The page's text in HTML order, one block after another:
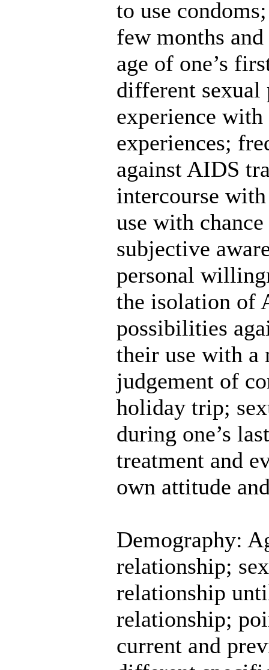
to use
few months
age of one’s
different sexual
experience with
experiences;
against AIDS
intercourse
use with
subjective
personal
the isolation of
possibilities
their use with a
judgement of
holiday trip;
during one’s
treatment and
own attitude
Demography:
relationship;
relationship
relationship;
current and